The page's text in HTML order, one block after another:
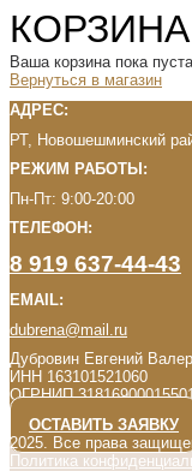
КОРЗИНА
Ваша корзина пока
Вернуться в магазин
АДРЕС:
РТ, Новошешминский
РЕЖИМ РАБОТЫ:
Пн-Пт: 9:00-20:00
ТЕЛЕФОН:
8 919 637-44-43
EMAIL:
dubrena@mail.ru
Дубровин Евгений
ИНН 163101521060
ОГРНИП
ОСТАВИТЬ ЗАЯВКУ
2025. Все права
Политика